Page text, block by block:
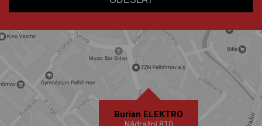
Burian ELEKTRO
Nádražní 810